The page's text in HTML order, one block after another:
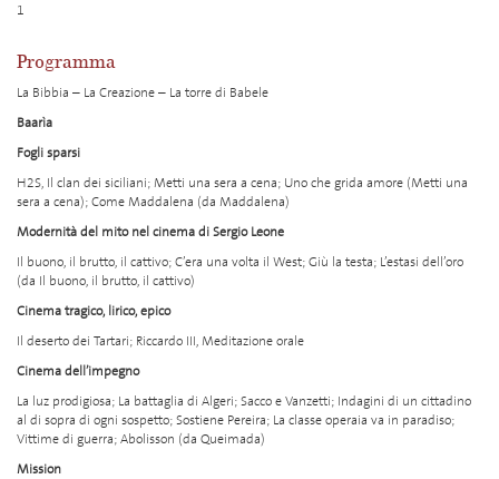
1
Programma
La Bibbia – La Creazione – La torre di Babele
Baarìa
Fogli sparsi
H2S, Il clan dei siciliani; Metti una sera a cena; Uno che grida amore (Metti una
sera a cena); Come Maddalena (da Maddalena)
Modernità del mito nel cinema di Sergio Leone
Il buono, il brutto, il cattivo; C’era una volta il West; Giù la testa; L’estasi dell’oro
(da Il buono, il brutto, il cattivo)
Cinema tragico, lirico, epico
Il deserto dei Tartari; Riccardo III, Meditazione orale
Cinema dell’impegno
La luz prodigiosa; La battaglia di Algeri; Sacco e Vanzetti; Indagini di un cittadino
al di sopra di ogni sospetto; Sostiene Pereira; La classe operaia va in paradiso;
Vittime di guerra; Abolisson (da Queimada)
Mission